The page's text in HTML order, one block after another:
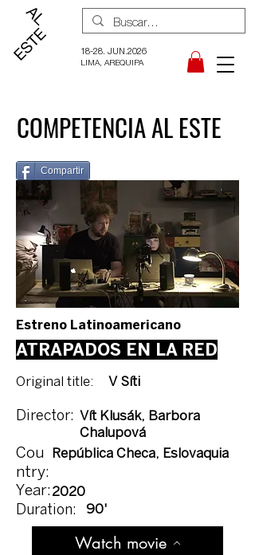
18-28. JUN.2026
LIMA, AREQUIPA
COMPETENCIA AL ESTE
Compartir
Estreno Latinoamericano
ATRAPADOS EN LA RED
Original title: V Síti
Director:
Vít Klusák, Barbora
Chalupová
Cou
ntry:
Year:
República Checa, Eslovaquia
2020
Duration: 90'
Watch movie